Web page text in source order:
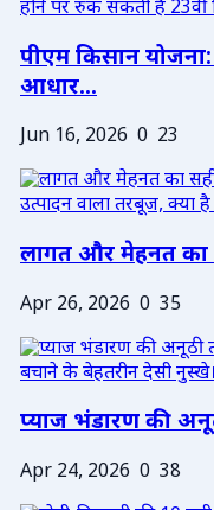
पीएम किसान
आधार...
Jun 16, 2026 0 23
लागत और मेहनत का
Apr 26, 2026 0 35
प्याज भंडारण की
Apr 24, 2026 0 38